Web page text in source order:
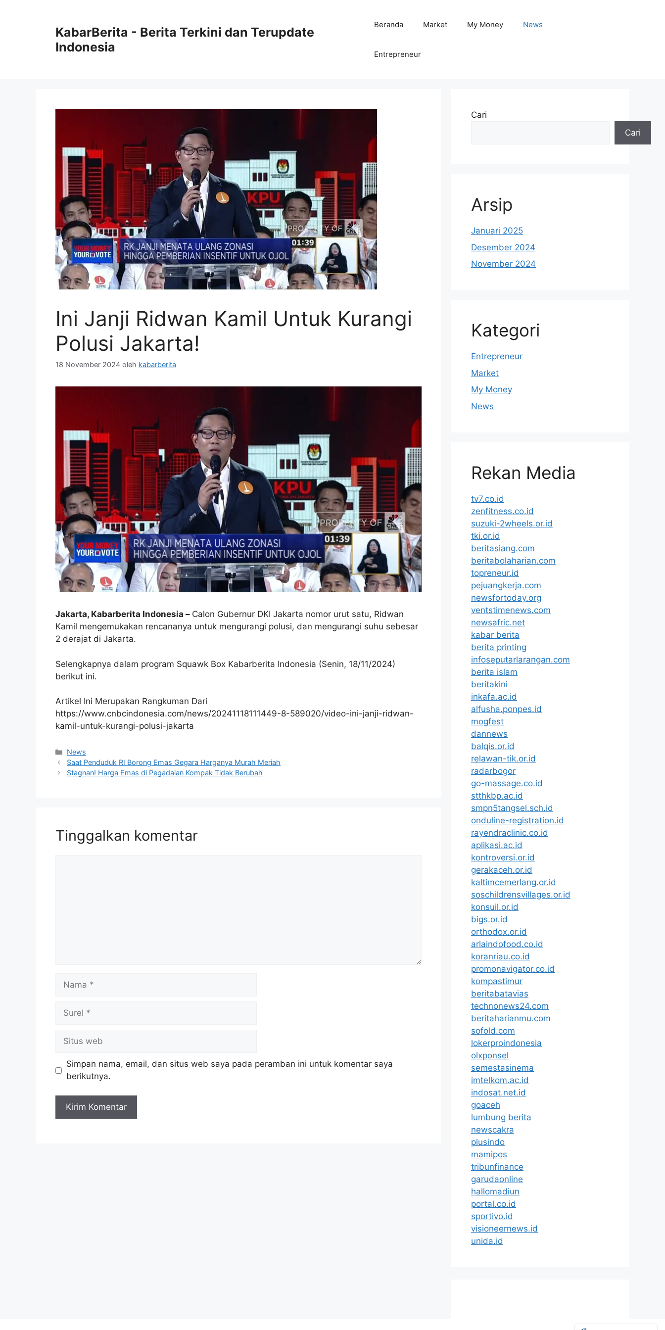
KabarBerita - Berita Terkini dan Terupdate
Indonesia
Beranda Market My Money News
Entrepreneur
Ini Janji Ridwan Kamil Untuk Kurangi
Polusi Jakarta!
18 November 2024 oleh kabarberita
Jakarta, Kabarberita Indonesia – Calon Gubernur DKI Jakarta nomor urut satu, Ridwan
Kamil mengemukakan rencananya untuk mengurangi polusi, dan mengurangi suhu sebesar
2 derajat di Jakarta.
Selengkapnya dalam program Squawk Box Kabarberita Indonesia (Senin, 18/11/2024)
berikut ini.
Artikel Ini Merupakan Rangkuman Dari
https://www.cnbcindonesia.com/news/20241118111449-8-589020/video-ini-janji-ridwan-
kamil-untuk-kurangi-polusi-jakarta
Kategori
News
Saat Penduduk RI Borong Emas Gegara Harganya Murah Meriah
Stagnan! Harga Emas di Pegadaian Kompak Tidak Berubah
Tinggalkan komentar
Nama
Surel
Situs
web
Simpan nama, email, dan situs web saya pada peramban ini untuk komentar saya
berikutnya.
Cari
Cari
Arsip
Januari 2025
Desember 2024
November 2024
Kategori
Entrepreneur
Market
My Money
News
Rekan Media
tv7.co.id
zenfitness.co.id
suzuki-2wheels.or.id
tki.or.id
beritasiang.com
beritabolaharian.com
topreneur.id
pejuangkerja.com
newsfortoday.org
ventstimenews.com
newsafric.net
kabar berita
berita printing
infoseputarlarangan.com
berita islam
beritakini
inkafa.ac.id
alfusha.ponpes.id
mogfest
dannews
balqis.or.id
relawan-tik.or.id
radarbogor
go-massage.co.id
stthkbp.ac.id
smpn5tangsel.sch.id
onduline-registration.id
rayendraclinic.co.id
aplikasi.ac.id
kontroversi.or.id
gerakaceh.or.id
kaltimcemerlang.or.id
soschildrensvillages.or.id
konsuil.or.id
bigs.or.id
orthodox.or.id
arlaindofood.co.id
koranriau.co.id
promonavigator.co.id
kompastimur
beritabatavias
technonews24.com
beritaharianmu.com
sofold.com
lokerproindonesia
olxponsel
semestasinema
imtelkom.ac.id
indosat.net.id
goaceh
lumbung berita
newscakra
plusindo
mamipos
tribunfinance
garudaonline
hallomadiun
portal.co.id
sportivo.id
visioneernews.id
unida.id